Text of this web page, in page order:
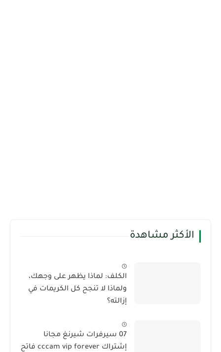
الأكثر مشاهدة
الكلف: لماذا يظهر على وجهك،
ولماذا لا تنجح كل الكريمات في
إزالته؟
07 سيرفرات شيرنغ مجانا
إشتراك cccam vip forever فاتح